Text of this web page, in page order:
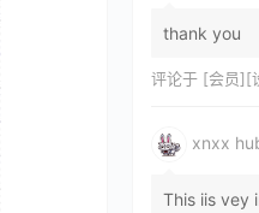
thank you
评论于 [会员][设定集]
xnxx
This iis vey